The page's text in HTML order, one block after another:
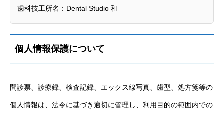
歯科技工所名：Dental Studio 和
個人情報保護について
問診票、診療録、検査記録、エックス線写真、歯型、処方箋等の
個人情報は、法令に基づき適切に管理し、利用目的の範囲内での